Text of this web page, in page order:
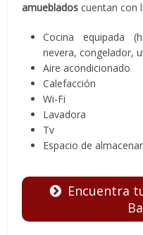
amueblados cuentan con
Cocina equipada
nevera, congelador,
Aire acondicionado
Calefacción
Wi-Fi
Lavadora
Tv
Espacio de
Encuentra